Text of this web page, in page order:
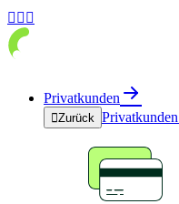
  
Privatkunden
Zurück Privatkunden